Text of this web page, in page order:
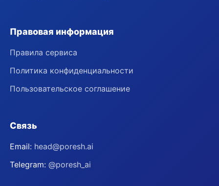
Правовая информация
Правила сервиса
Политика конфиденциальности
Пользовательское соглашение
Связь
Email: head@poresh.ai
Telegram: @poresh_ai